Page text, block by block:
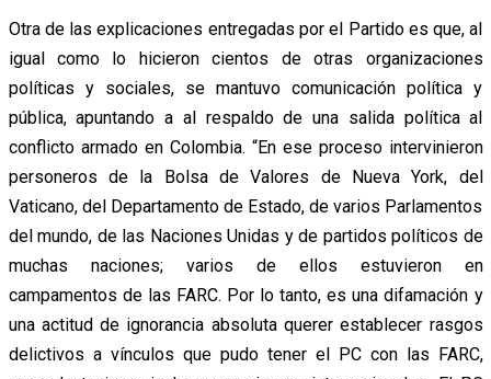
Otra de las explicaciones entregadas por el Partido es que, al
igual como lo hicieron cientos de otras organizaciones
políticas y sociales, se mantuvo comunicación política y
pública, apuntando a al respaldo de una salida política al
conflicto armado en Colombia. “En ese proceso intervinieron
personeros de la Bolsa de Valores de Nueva York, del
Vaticano, del Departamento de Estado, de varios Parlamentos
del mundo, de las Naciones Unidas y de partidos políticos de
muchas naciones; varios de ellos estuvieron en
campamentos de las FARC. Por lo tanto, es una difamación y
una actitud de ignorancia absoluta querer establecer rasgos
delictivos a vínculos que pudo tener el PC con las FARC,